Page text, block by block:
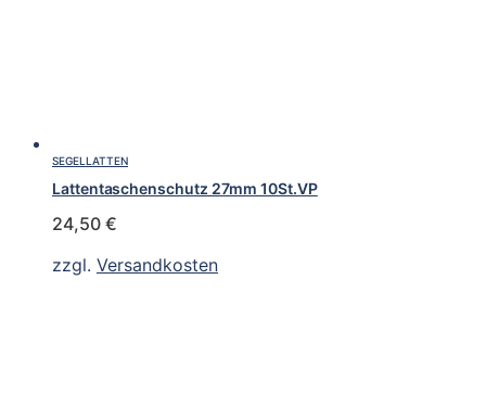
SEGELLATTEN
Lattentaschenschutz 27mm 10St.VP
24,50 €
zzgl. Versandkosten